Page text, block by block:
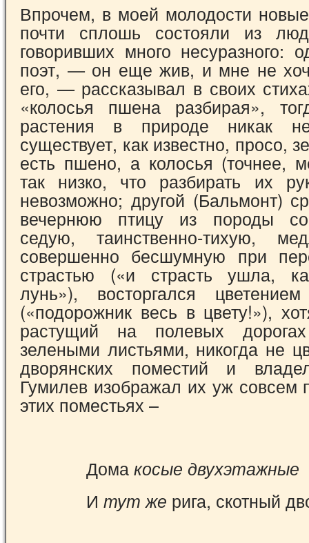
Впрочем, в моей молодости
почти сплошь состояли из
говоривших много несуразного:
поэт, — он еще жив, и мне не
его, — рассказывал в своих
«колосья пшена разбирая»,
растения в природе никак
существует, как известно, просо,
есть пшено, а колосья (точнее,
так низко, что разбирать их
невозможно; другой (Бальмонт)
вечернюю птицу из породы
седую, таинственно-тихую,
совершенно бес­шумную при
страстью («и страсть ушла,
лунь»), восторгался
(«подорожник весь в цвету!»),
растущий на полевых
зелеными лис­тьями, никогда не
дворянских поместий и
Гумилев изображал их уж совсем
этих поместьях –
Дома косые двухэтажные
И тут же рига, скотный